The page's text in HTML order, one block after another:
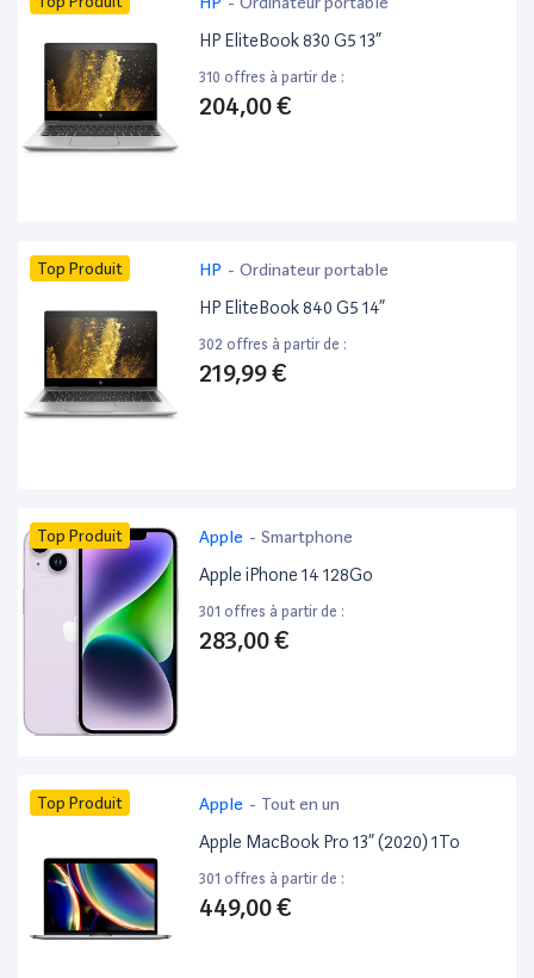
HP EliteBook 830 G5 13”
310 offres à partir de :
204,00 €
Top Produit HP - Ordinateur portable
HP EliteBook 840 G5 14”
302 offres à partir de :
219,99 €
Top Produit Apple - Smartphone
Apple iPhone 14 128Go
301 offres à partir de :
283,00 €
Top Produit Apple - Tout en un
Apple MacBook Pro 13” (2020) 1To
301 offres à partir de :
449,00 €